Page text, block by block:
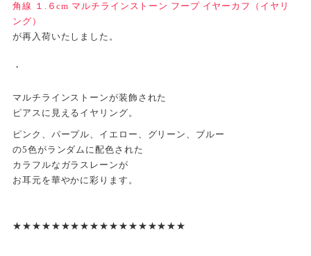
角線 １.６cm マルチラインストーン フープ イヤーカフ（イヤリ
ング）
が再入荷いたしました。
・
マルチラインストーンが装飾された
ピアスに見えるイヤリング。
ピンク、パープル、イエロー、グリーン、ブルー
の5色がランダムに配色された
カラフルなガラスレーンが
お耳元を華やかに彩ります。
★★★★★★★★★★★★★★★★★★